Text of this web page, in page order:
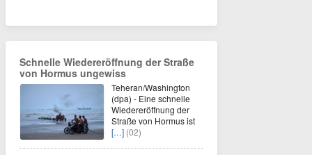
Schnelle Wiedereröffnung der Straße
von Hormus ungewiss
Teheran/Washington
(dpa) - Eine schnelle
Wiedereröffnung der
Straße von Hormus ist
[…] (02)